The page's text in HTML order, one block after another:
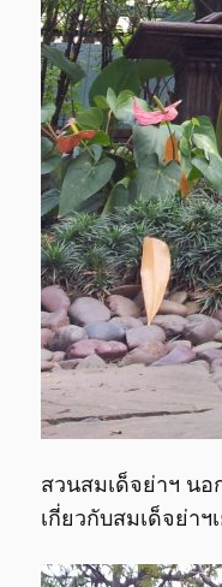
สวนสมเด็จย่าฯ น
เกี่ยวกับสมเด็จย่าฯ